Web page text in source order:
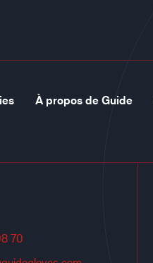
À propos de Guide
70